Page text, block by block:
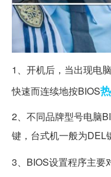
1、开机后，当出现电
快速而连续地按BIOS
2、不同品牌型号电脑
键，台式机一般为DEL
3、BIOS设置程序主要